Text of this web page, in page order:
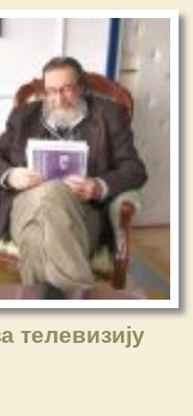
телевизију